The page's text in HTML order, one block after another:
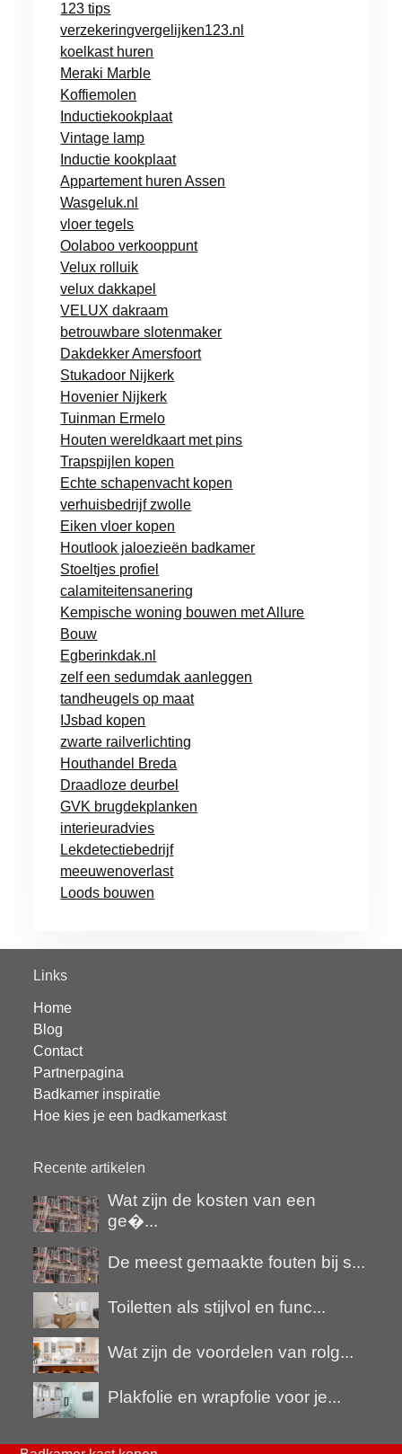
123 tips
verzekeringvergelijken123.nl
koelkast huren
Meraki Marble
Koffiemolen
Inductiekookplaat
Vintage lamp
Inductie kookplaat
Appartement huren Assen
Wasgeluk.nl
vloer tegels
Oolaboo verkooppunt
Velux rolluik
velux dakkapel
VELUX dakraam
betrouwbare slotenmaker
Dakdekker Amersfoort
Stukadoor Nijkerk
Hovenier Nijkerk
Tuinman Ermelo
Houten wereldkaart met pins
Trapspijlen kopen
Echte schapenvacht kopen
verhuisbedrijf zwolle
Eiken vloer kopen
Houtlook jaloezieën badkamer
Stoeltjes profiel
calamiteitensanering
Kempische woning bouwen met Allure
Bouw
Egberinkdak.nl
zelf een sedumdak aanleggen
tandheugels op maat
IJsbad kopen
zwarte railverlichting
Houthandel Breda
Draadloze deurbel
GVK brugdekplanken
interieuradvies
Lekdetectiebedrijf
meeuwenoverlast
Loods bouwen
Links
Home
Blog
Contact
Partnerpagina
Badkamer inspiratie
Hoe kies je een badkamerkast
Recente artikelen
Wat zijn de kosten van een
ge�...
De meest gemaakte fouten bij s...
Toiletten als stijlvol en func...
Wat zijn de voordelen van rolg...
Plakfolie en wrapfolie voor je...